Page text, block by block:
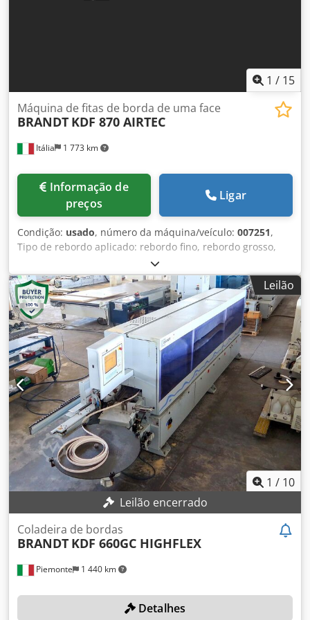
1 / 15
Itália 1 773 km
Máquina de fitas de borda de uma face
BRANDT KDF 870 AIRTEC
preços
Ligar
Condição: usado, número da máquina/veículo: 007251,
Tipo de rebordo aplicado: rebordo fino, rebordo grosso,
madeira maciça Sistema de colagem: EVA, ar quente
Fresagem de juntas: sim Unidade multifuncional: sim
Cedpfx Acstvrf Tj Ujrf Velocidade máxima de deslocação:
20 m/min. Velocidade de deslocação: 20 m/min Espessura
máxima do painel: 60 mm Unidades de trabalho: 8 nr
Leilão
1 / 10
Leilão encerrado
Piemonte 1 440 km
Coladeira de bordas
BRANDT KDF 660GC HIGHFLEX
Detalhes